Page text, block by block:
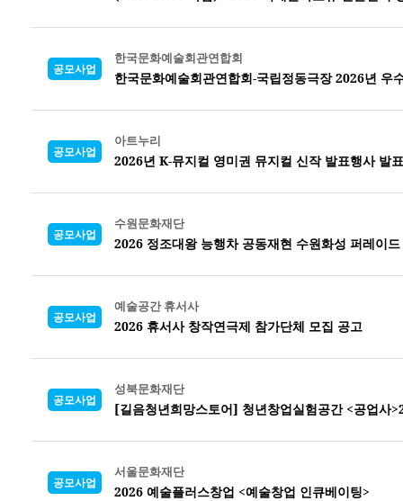
공모사업
한국문화예술회관연합회
한국문화예술회관연합회-국립정동극장 2026년 우
공모사업
아트누리
2026년 K-뮤지컬 영미권 뮤지컬 신작 발표행사 발
공모사업
수원문화재단
2026 정조대왕 능행차 공동재현 수원화성 퍼레이
공모사업
예술공간 휴서사
2026 휴서사 창작연극제 참가단체 모집 공고
공모사업
성북문화재단
[길음청년희망스토어] 청년창업실험공간 <공업사
공모사업
서울문화재단
2026 예술플러스창업 <예술창업 인큐베이팅>